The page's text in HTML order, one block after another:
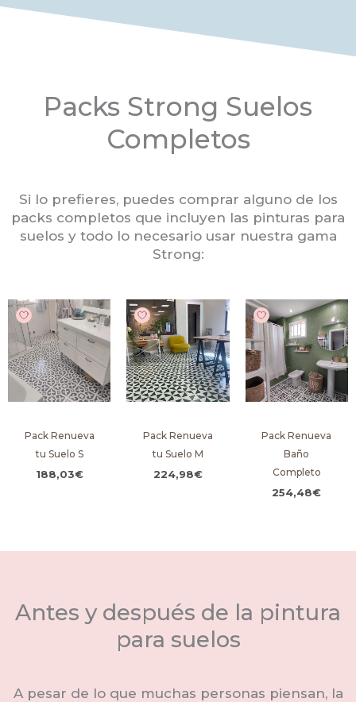
Packs Strong Suelos
Completos
Si lo prefieres, puedes comprar alguno de los
packs completos que incluyen las pinturas para
suelos y todo lo necesario usar nuestra gama
Strong:
Pack Renueva
tu Suelo S
188,03€
Pack Renueva
tu Suelo M
224,98€
Pack Renueva
Baño
Completo
254,48€
Antes y después de la pintura
para suelos
A pesar de lo que muchas personas piensan, la